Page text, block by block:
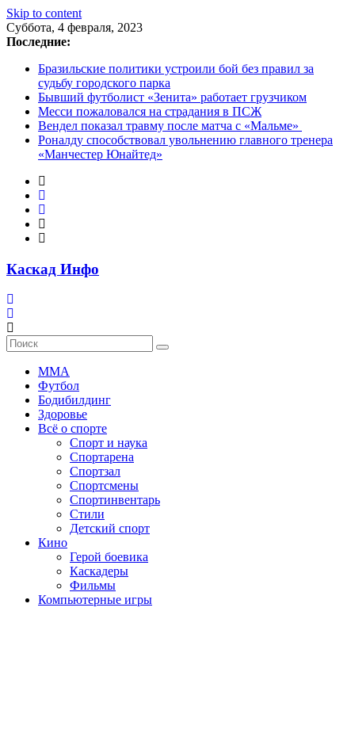
Skip to content
Суббота, 4 февраля, 2023
Последние:
Бразильские политики устроили бой без правил за
судьбу городского парка
Бывший футболист «Зенита» работает грузчиком
Месси пожаловался на страдания в ПСЖ
Вендел показал травму после матча с «Мальме»
Роналду способствовал увольнению главного тренера
«Манчестер Юнайтед»
Каскад Инфо
MMA
Футбол
Бодибилдинг
Здоровье
Всё о спорте
Спорт и наука
Спортарена
Спортзал
Спортсмены
Спортинвентарь
Стили
Детский спорт
Кино
Герой боевика
Каскадеры
Фильмы
Компьютерные игры